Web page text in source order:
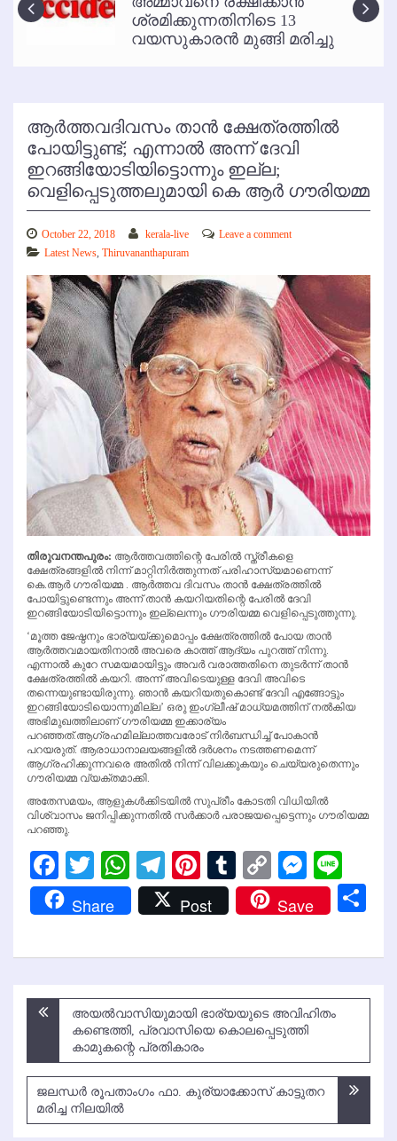
കോഴിക്കോട് വിമാനത്താവളത്തില്‍ അനധികൃത പാര്‍ക്കിംഗ് പിരിവ് :
പരാതി തള്ളി
ശ്രമിക്കുന്നതിനിടെ 13
വയസുകാരന്‍ മുങ്ങി മരിച്ചു
ആര്‍ത്തവദിവസം താന്‍ ക്ഷേത്രത്തില്‍
പോയിട്ടുണ്ട്; എന്നാല്‍ അന്ന് ദേവി
ഇറങ്ങിയോടിയിട്ടൊന്നും ഇല്ല;
വെളിപ്പെടുത്തലുമായി കെ ആര്‍ ഗൗരിയമ്മ
October 22, 2018 kerala-live
Leave a comment
Latest News, Thiruvananthapuram
തിരുവനന്തപുരം: ആര്‍ത്തവത്തിന്റെ പേരില്‍ സ്ത്രീകളെ
ക്ഷേത്രങ്ങളില്‍ നിന്ന് മാറ്റിനിര്‍ത്തുന്നത് പരിഹാസ്യമാണെന്ന്
കെ.ആര്‍ ഗൗരിയമ്മ . ആര്‍ത്തവ ദിവസം താന്‍ ക്ഷേത്രത്തില്‍
പോയിട്ടുണ്ടെന്നും അന്ന് താന്‍ കയറിയതിന്റെ പേരില്‍ ദേവി
ഇറങ്ങിയോടിയിട്ടൊന്നും ഇല്ലെന്നും ഗൗരിയമ്മ വെളിപ്പെടുത്തുന്നു.
‘മൂത്ത ജേഷ്ഠനും ഭാര്യയ്ക്കുമൊപ്പം ക്ഷേത്രത്തില്‍ പോയ താന്‍
ആര്‍ത്തവമായതിനാല്‍ അവരെ കാത്ത് ആദ്യം പുറത്ത് നിന്നു.
എന്നാല്‍ കുറേ സമയമായിട്ടും അവര്‍ വരാത്തതിനെ തുടര്‍ന്ന് താന്‍
ക്ഷേത്രത്തില്‍ കയറി. അന്ന് അവിടെയുള്ള ദേവി അവിടെ
തന്നെയുണ്ടായിരുന്നു. ഞാന്‍ കയറിയതുകൊണ്ട് ദേവി എങ്ങോട്ടും
ഇറങ്ങിയോടിയൊന്നുമില്ല’ ഒരു ഇംഗ്ലീഷ് മാധ്യമത്തിന് നല്‍കിയ
അഭിമുഖത്തിലാണ് ഗൗരിയമ്മ ഇക്കാര്യം
പറഞ്ഞത്.ആഗ്രഹമില്ലാത്തവരോട് നിര്‍ബന്ധിച്ച്‌ പോകാന്‍
പറയരുത്. ആരാധാനാലയങ്ങളില്‍ ദര്‍ശനം നടത്തണമെന്ന്
ആഗ്രഹിക്കുന്നവരെ അതില്‍ നിന്ന് വിലക്കുകയും ചെയ്യരുതെന്നും
ഗൗരിയമ്മ വ്യക്തമാക്കി.
അതേസമയം, ആളുകള്‍ക്കിടയില്‍ സുപ്രീം കോടതി വിധിയില്‍
വിശ്വാസം ജനിപ്പിക്കുന്നതില്‍ സര്‍ക്കാര്‍ പരാജയപ്പെട്ടെന്നും ഗൗരിയമ്മ
പറഞ്ഞു.
Facebook
TwitterWhatsApp
Telegram
Pinterest
Tumblr
Copy
Link
Share Post Save
Post
navigation
അയല്‍വാസിയുമായി ഭാര്യയുടെ അവിഹിതം
കണ്ടെത്തി, പ്രവാസിയെ കൊലപ്പെടുത്തി
കാമുകന്റെ പ്രതികാരം
ജലന്ധര്‍ രൂപതാംഗം ഫാ. കുര്യാക്കോസ് കാട്ടുതറ
മരിച്ച നിലയില്‍